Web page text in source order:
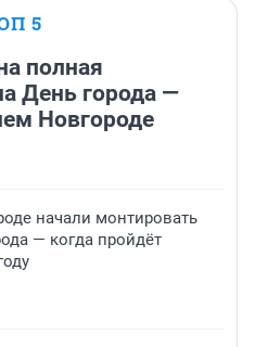
5
полная
День города —
Новгороде
начали монтировать
— когда пройдёт